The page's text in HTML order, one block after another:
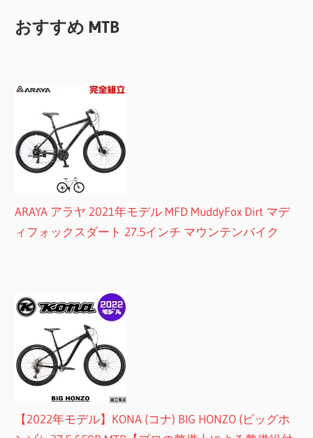
おすすめ MTB
ARAYA アラヤ 2021年モデル MFD MuddyFox Dirt マデ
ィフォックスダート 27.5インチ マウンテンバイク
【2022年モデル】KONA (コナ) BIG HONZO (ビッグホ